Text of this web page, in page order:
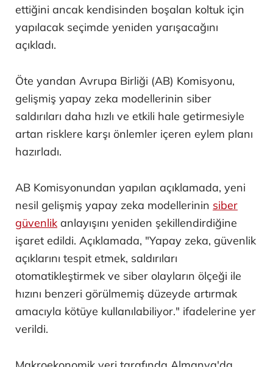
ettiğini ancak kendisinden boşalan koltuk için
yapılacak seçimde yeniden yarışacağını
açıkladı.
Öte yandan Avrupa Birliği (AB) Komisyonu,
gelişmiş yapay zeka modellerinin siber
saldırıları daha hızlı ve etkili hale getirmesiyle
artan risklere karşı önlemler içeren eylem planı
hazırladı.
AB Komisyonundan yapılan açıklamada, yeni
nesil gelişmiş yapay zeka modellerinin siber
güvenlik anlayışını yeniden şekillendirdiğine
işaret edildi. Açıklamada, "Yapay zeka, güvenlik
açıklarını tespit etmek, saldırıları
otomatikleştirmek ve siber olayların ölçeği ile
hızını benzeri görülmemiş düzeyde artırmak
amacıyla kötüye kullanılabiliyor." ifadelerine yer
verildi.